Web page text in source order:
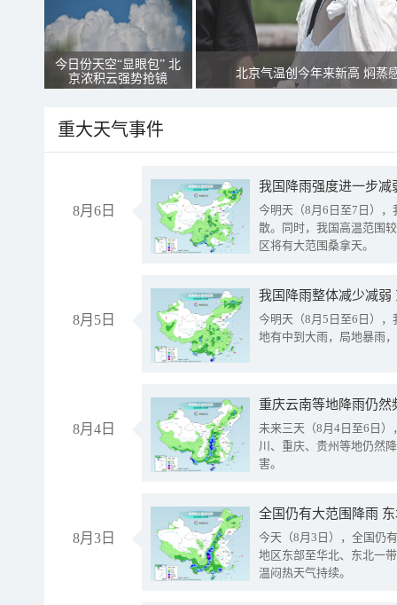
今日份天空“显眼包” 北
京浓积云强势抢镜
北京气温创今年来新高 焖蒸
重大天气事件
8月6日
今明天（8月6日至7日）
散。同时，我国高温范围
区将有大范围桑拿天。
8月5日
我国降雨整体减少减弱
今明天（8月5日至6日）
地有中到大雨，局地暴雨
8月4日
重庆云南等地降雨仍然
未来三天（8月4日至6日
川、重庆、贵州等地仍然
害。
8月3日
全国仍有大范围降雨
今天（8月3日），全国仍
地区东部至华北、东北一
温闷热天气持续。